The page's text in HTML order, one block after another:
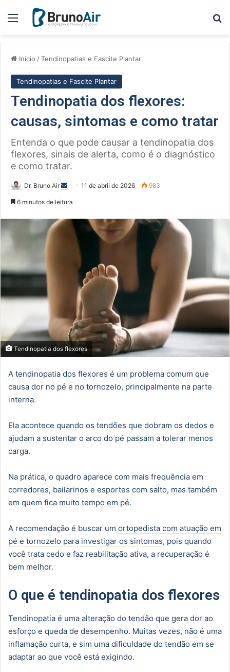
Menu
Início /Tendinopatias e Fascite Plantar
Tendinopatias e Fascite Plantar
Tendinopatia dos flexores:
causas, sintomas e como tratar
Entenda o que pode causar a tendinopatia dos
flexores, sinais de alerta, como é o diagnóstico
e como tratar.
Dr. Bruno Air
Mande
mail
11 de abril de 2026 983
6 minutos de leitura
Tendinopatia dos flexores
A tendinopatia dos flexores é um problema comum que
causa dor no pé e no tornozelo, principalmente na parte
interna.
Ela acontece quando os tendões que dobram os dedos e
ajudam a sustentar o arco do pé passam a tolerar menos
carga.
Na prática, o quadro aparece com mais frequência em
corredores, bailarinos e esportes com salto, mas também
em quem fica muito tempo em pé.
A recomendação é buscar um ortopedista com atuação em
pé e tornozelo para investigar os sintomas, pois quando
você trata cedo e faz reabilitação ativa, a recuperação é
bem melhor.
O que é tendinopatia dos flexores
Tendinopatia é uma alteração do tendão que gera dor ao
esforço e queda de desempenho. Muitas vezes, não é uma
inflamação curta, e sim uma dificuldade do tendão em se
adaptar ao que você está exigindo.